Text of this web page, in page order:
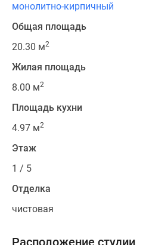
монолитно-кирпичный
Общая площадь
20.30 м2
Жилая площадь
8.00 м2
Площадь кухни
4.97 м2
Этаж
1 / 5
Отделка
чистовая